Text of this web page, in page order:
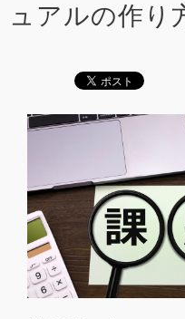
ュアルの作り